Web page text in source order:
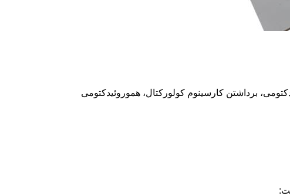
برداشتن کارسینوم کولورکتال، هموروئیدکتومی